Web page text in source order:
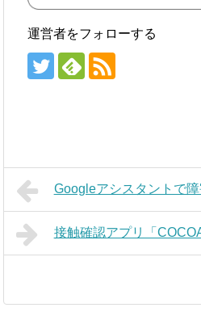
運営者をフォローする
Googleアシスタントで
接触確認アプリ「